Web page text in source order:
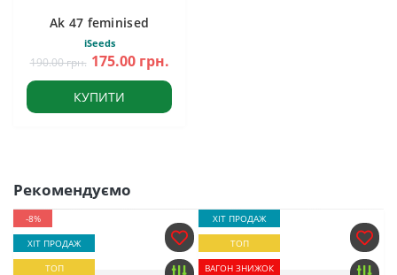
Ak 47 feminised
iSeeds
190.00 грн. 175.00 грн.
КУПИТИ
Рекомендуємо
-8%
ХІТ ПРОДАЖ
ТОП
ХІТ ПРОДАЖ
ТОП
ВАГОН ЗНИЖОК